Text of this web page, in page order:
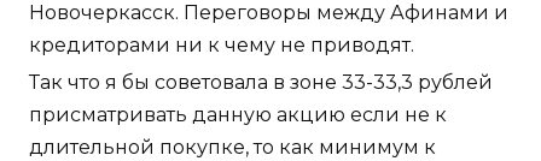
Новочеркасск. Переговоры между Афинами и
кредиторами ни к чему не приводят.
Так что я бы советовала в зоне 33-33,3 рублей
присматривать данную акцию если не к
длительной покупке, то как минимум к